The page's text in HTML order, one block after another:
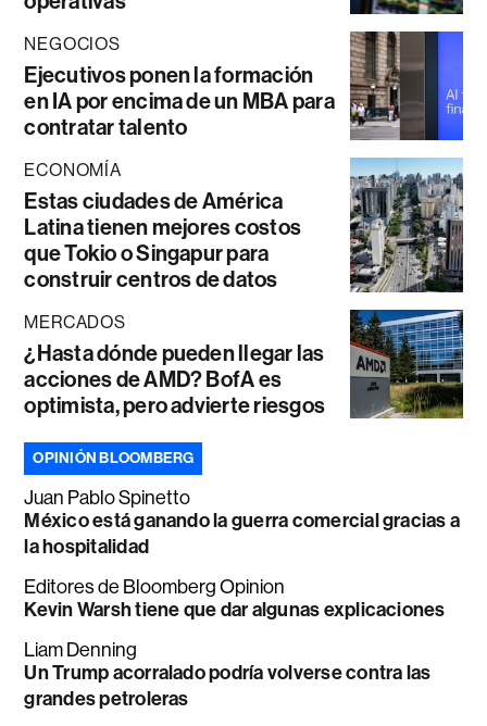
NEGOCIOS
Ejecutivos ponen la formación
en IA por encima de un MBA para
contratar talento
ECONOMÍA
Estas ciudades de América
Latina tienen mejores costos
que Tokio o Singapur para
construir centros de datos
MERCADOS
¿Hasta dónde pueden llegar las
acciones de AMD? BofA es
optimista, pero advierte riesgos
OPINIÓN BLOOMBERG
Juan Pablo Spinetto
México está ganando la guerra comercial gracias a
la hospitalidad
Editores de Bloomberg Opinion
Kevin Warsh tiene que dar algunas explicaciones
Liam Denning
Un Trump acorralado podría volverse contra las
grandes petroleras